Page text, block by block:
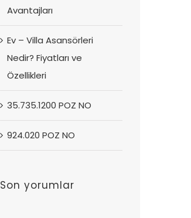
Avantajları
Ev – Villa Asansörleri
Nedir? Fiyatları ve
Özellikleri
35.735.1200 POZ NO
924.020 POZ NO
Son yorumlar